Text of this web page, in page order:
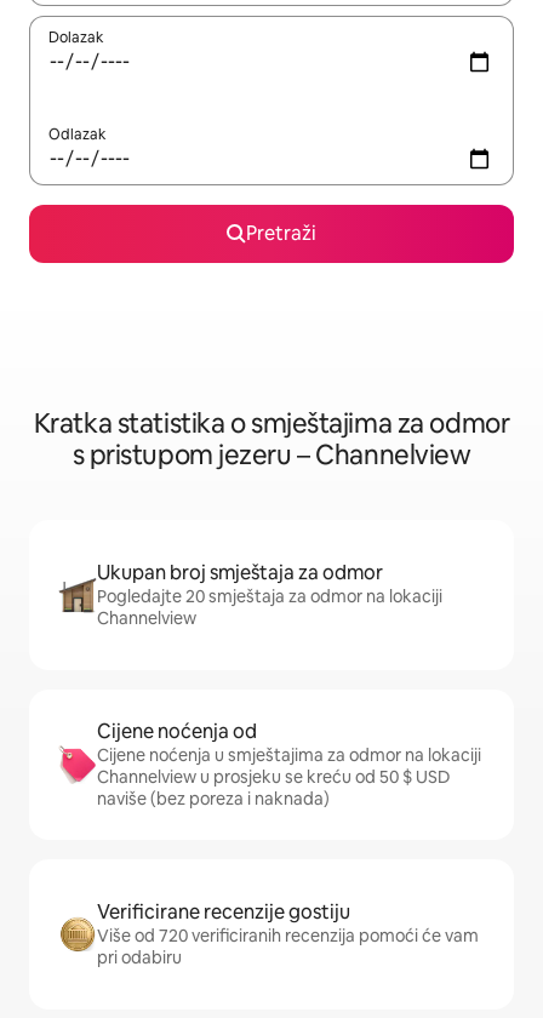
Dolazak
Odlazak
Pretraži
Kratka statistika o smještajima za odmor
s pristupom jezeru – Channelview
Ukupan broj smještaja za odmor
Pogledajte 20 smještaja za odmor na lokaciji
Channelview
Cijene noćenja od
Cijene noćenja u smještajima za odmor na lokaciji
Channelview u prosjeku se kreću od 50 $ USD
naviše (bez poreza i naknada)
Verificirane recenzije gostiju
Više od 720 verificiranih recenzija pomoći će vam
pri odabiru